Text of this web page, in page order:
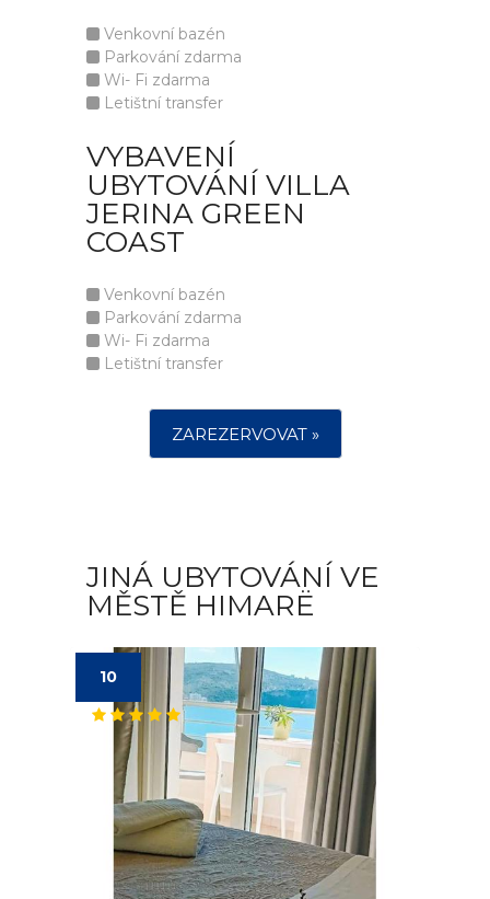
Venkovní bazén
Parkování zdarma
Wi- Fi zdarma
Letištní transfer
VYBAVENÍ
UBYTOVÁNÍ VILLA
JERINA GREEN
COAST
Venkovní bazén
Parkování zdarma
Wi- Fi zdarma
Letištní transfer
ZAREZERVOVAT »
JINÁ UBYTOVÁNÍ VE
MĚSTĚ HIMARË
10